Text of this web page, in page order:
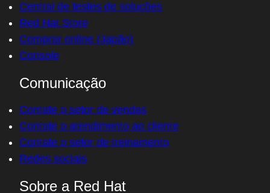
Central de testes de soluções
Red Hat Store
Comprar online (Japão)
Console
Comunicação
Contate o setor de vendas
Contate o atendimento ao cliente
Contate o setor de treinamento
Redes sociais
Sobre a Red Hat